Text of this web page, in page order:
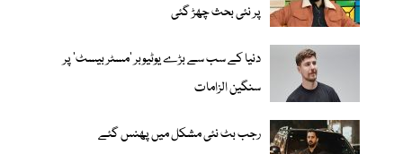
پر نئی بحث چھڑ گئی
دنیا کے سب سے بڑے یوٹیوبر ’مسٹر بیسٹ‘ پر
سنگین الزامات
رجب بٹ نئی مشکل میں پھنس گئے